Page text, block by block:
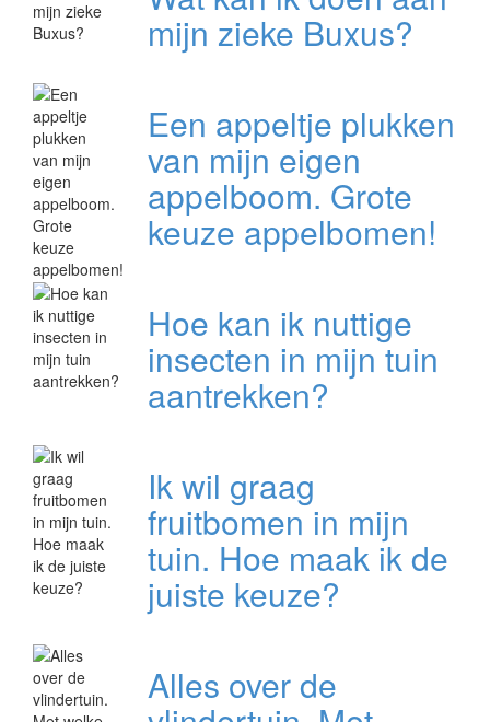
mijn zieke Buxus?
Een appeltje plukken
van mijn eigen
appelboom. Grote
keuze appelbomen!
Hoe kan ik nuttige
insecten in mijn tuin
aantrekken?
Ik wil graag
fruitbomen in mijn
tuin. Hoe maak ik de
juiste keuze?
Alles over de